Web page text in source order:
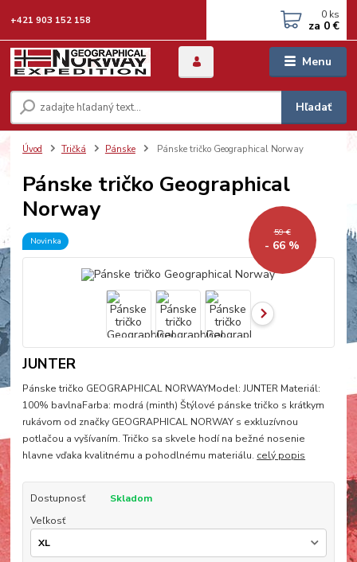
Menu
Hľadať
+421 903 152 158 0 ks
za 0 €
Úvod Tričká Pánske Pánske tričko Geographical Norway
Pánske tričko Geographical
Norway
Novinka
59 €
- 66 %
JUNTER
Pánske tričko GEOGRAPHICAL NORWAYModel: JUNTER Materiál:
100% bavlnaFarba: modrá (minth) Štýlové pánske tričko s krátkym
rukávom od značky GEOGRAPHICAL NORWAY s exkluzívnou
potlačou a vyšívaním. Tričko sa skvele hodí na bežné nosenie
hlavne vďaka kvalitnému a pohodlnému materiálu. celý popis
Dostupnosť
Skladom
Veľkosť